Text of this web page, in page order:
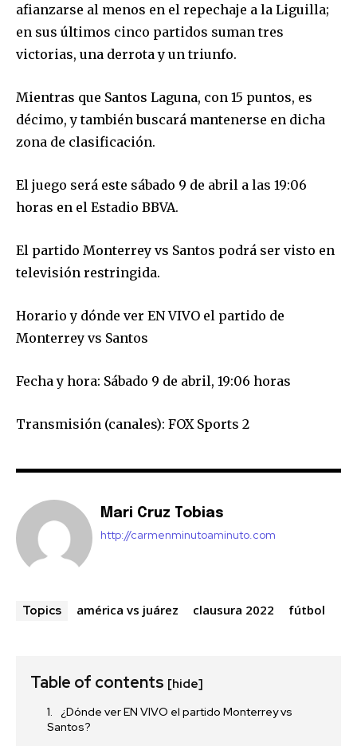
afianzarse al menos en el repechaje a la Liguilla;
en sus últimos cinco partidos suman tres
victorias, una derrota y un triunfo.
Mientras que Santos Laguna, con 15 puntos, es
décimo, y también buscará mantenerse en dicha
zona de clasificación.
El juego será este sábado 9 de abril a las 19:06
horas en el Estadio BBVA.
El partido Monterrey vs Santos podrá ser visto en
televisión restringida.
Horario y dónde ver EN VIVO el partido de
Monterrey vs Santos
Fecha y hora: Sábado 9 de abril, 19:06 horas
Transmisión (canales): FOX Sports 2
Mari Cruz Tobias
http://carmenminutoaminuto.com
Topics américa vs juárez clausura 2022 fútbol
Table of contents [hide]
¿Dónde ver EN VIVO el partido Monterrey vs
Santos?